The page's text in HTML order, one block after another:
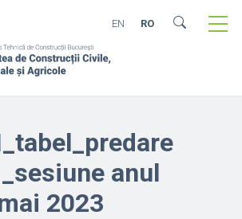
EN RO
anul
2023